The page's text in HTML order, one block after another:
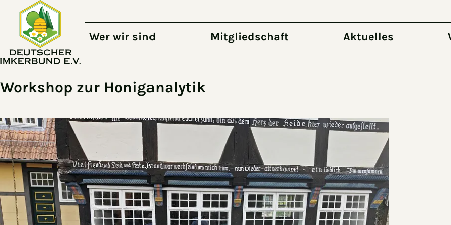
Zum Hauptinhalt springen
Wer wir sind Mitgliedschaft Aktuelles
Workshop zur Honiganalytik